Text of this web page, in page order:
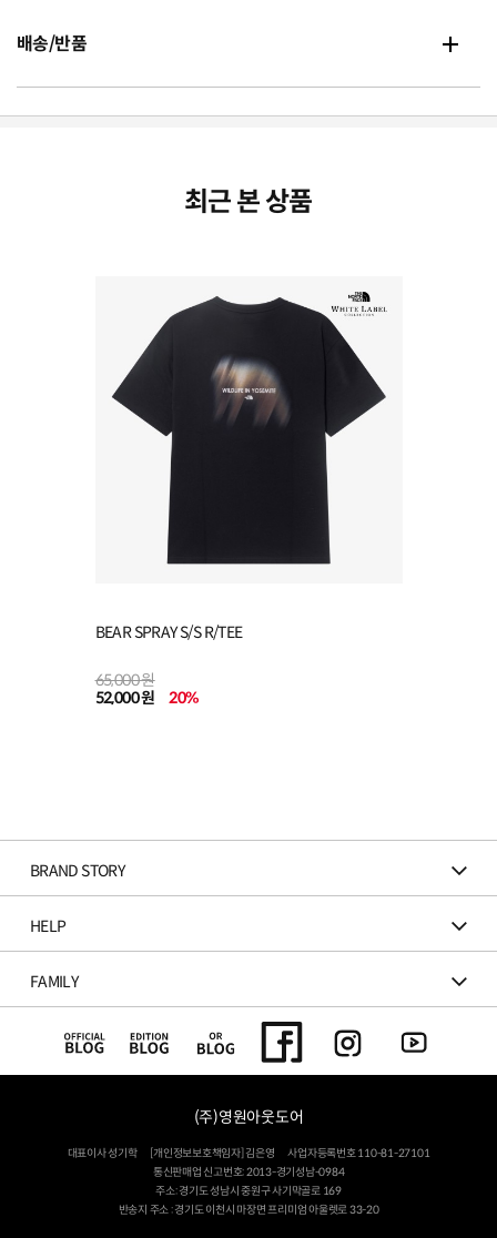
배송/반품
최근 본 상품
BEAR SPRAY S/S R/TEE
65,000 원
52,000 원
20%
BRAND STORY
HELP
FAMILY
(주)영원아웃도어
대표이사 성기학 [개인정보보호책임자] 김은영
사업자등록번호 110-81-27101
통신판매업 신고번호: 2013-경기성남-0984
주소: 경기도 성남시 중원구 사기막골로 169
반송지 주소 : 경기도 이천시 마장면 프리미엄 아울렛로 33-20